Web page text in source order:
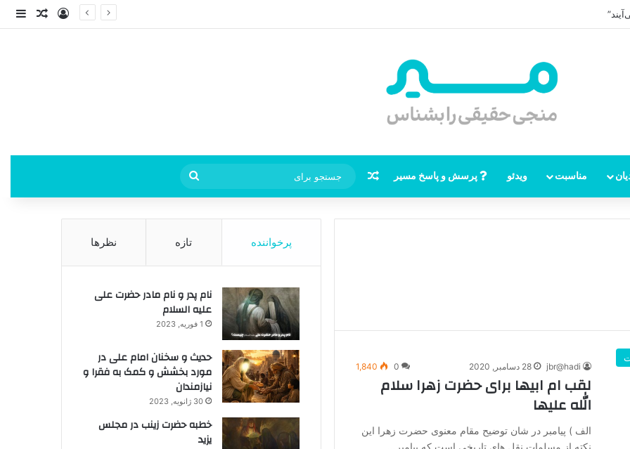
زمان، نقشه راه ظهور از مکه تا پایتختی کوفه ورود نوشته
مناسبت ویدئو پرسش و پاسخ مسیر نوشته تصادفی
جستجو
برای
jbr@hadi 28 دسامبر, 2020 0
1,840
لقب ام ابیها برای حضرت زهرا سلام
الله علیها
الف ) پیامبر در شان توضیح مقام معنوی حضرت زهرا این
نکته از مسلمات نقل های تاریخی است که پیامبر…
پرخواننده تازه نظرها
نام پدر و نام مادر حضرت علی
علیه السلام
1 فوریه, 2023
حدیث و سخنان امام علی در
مورد بخشش و کمک به فقرا و
نیازمندان
30 ژانویه, 2023
خطبه حضرت زینب در مجلس
یزید